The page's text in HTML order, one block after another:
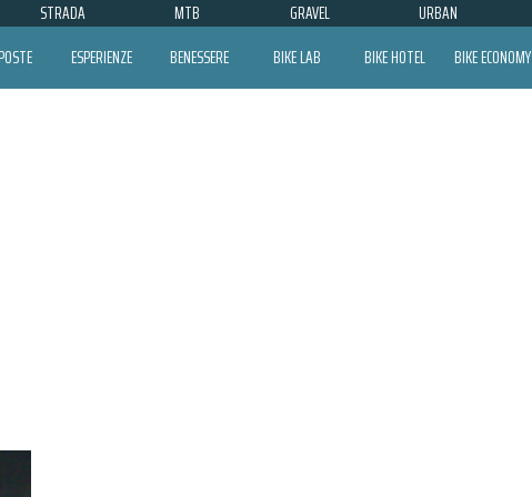
STRADA MTB GRAVEL URBAN
ESPERIENZE BENESSERE BIKE LAB BIKE HOTEL BIKE ECONOMY